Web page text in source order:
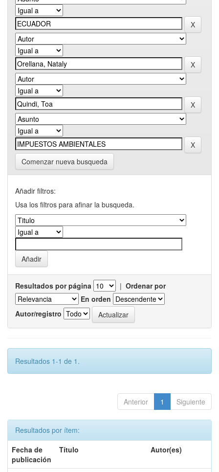
Comenzar nueva busqueda
Añadir filtros:
Usa los filtros para afinar la busqueda.
Resultados por página | Ordenar por
En orden
Autor/registro
Resultados 1-1 de 1.
Anterior 1 Siguiente
Resultados por ítem:
Fecha de
publicación
Título Autor(es)